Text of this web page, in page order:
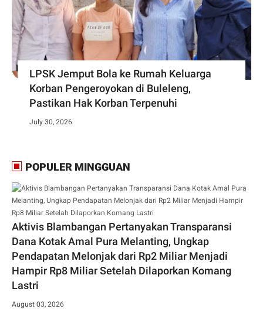
LPSK Jemput Bola ke Rumah Keluarga
Korban Pengeroyokan di Buleleng,
Pastikan Hak Korban Terpenuhi
July 30, 2026
POPULER MINGGUAN
Aktivis Blambangan Pertanyakan Transparansi
Dana Kotak Amal Pura Melanting, Ungkap
Pendapatan Melonjak dari Rp2 Miliar Menjadi
Hampir Rp8 Miliar Setelah Dilaporkan Komang
Lastri
August 03, 2026